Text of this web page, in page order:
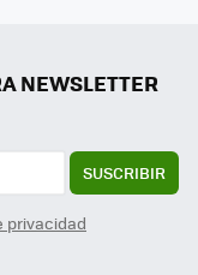
NEWSLETTER
SUSCRIBIR
privacidad